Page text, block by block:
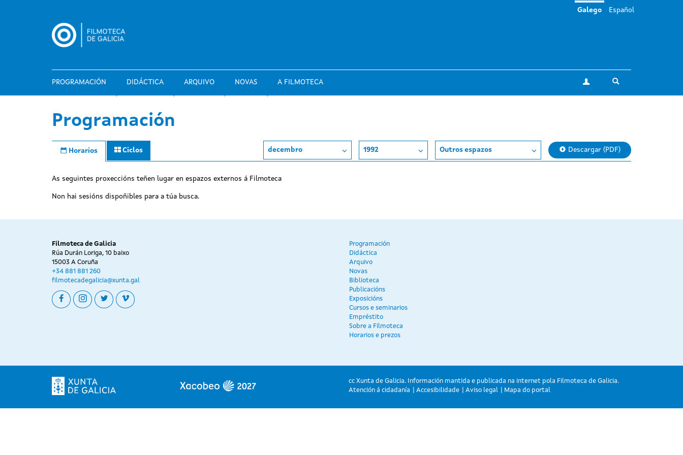
PROGRAMACIÓN DIDÁCTICA ARQUIVO NOVAS A FILMOTECA A miña conta
Galego Español
Programación
Horarios Ciclos decembro 1992 Outros espazos Descargar (PDF)
As seguintes proxeccións teñen lugar en espazos externos á Filmoteca
Non hai sesións dispoñibles para a túa busca.
Filmoteca de Galicia
Rúa Durán Loriga, 10 baixo
15003 A Coruña
+34 881 881 260
filmotecadegalicia@xunta.gal
facebookinstagram
twittervimeo
Programación
Didáctica
Arquivo
Novas
Biblioteca
Publicacións
Exposicións
Cursos e seminarios
Empréstito
Sobre a Filmoteca
Horarios e prezos
cc Xunta de Galicia. Información mantida e publicada na internet pola Filmoteca de Galicia.
Atención á cidadanía
Accesibilidade Aviso legal Mapa do portal